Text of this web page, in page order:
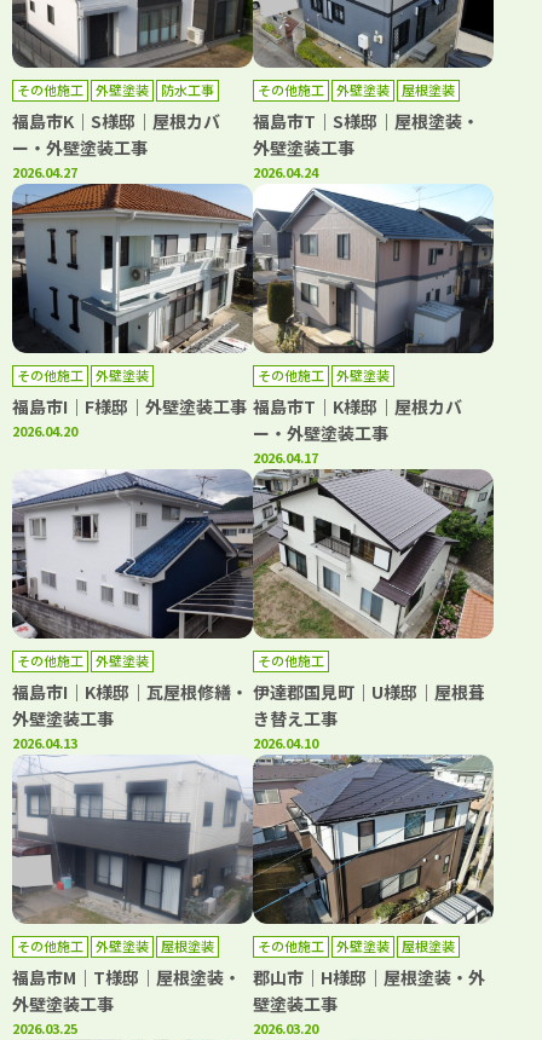
その他施工 外壁塗装 防水工事
福島市K｜S様邸｜屋根カバ
ー・外壁塗装工事
2026.04.27
その他施工 外壁塗装 屋根塗装
福島市T｜S様邸｜屋根塗装・
外壁塗装工事
2026.04.24
その他施工 外壁塗装
福島市I｜F様邸｜外壁塗装工事
2026.04.20
その他施工 外壁塗装
福島市T｜K様邸｜屋根カバ
ー・外壁塗装工事
2026.04.17
その他施工 外壁塗装
福島市I｜K様邸｜瓦屋根修繕・
外壁塗装工事
2026.04.13
その他施工
伊達郡国見町｜U様邸｜屋根葺
き替え工事
2026.04.10
その他施工 外壁塗装
屋根塗装
防水工事
福島市M｜T様邸｜屋根塗装・
外壁塗装工事
2026.03.25
その他施工 外壁塗装
屋根塗装
防水工事
郡山市｜H様邸｜屋根塗装・外
壁塗装工事
2026.03.20